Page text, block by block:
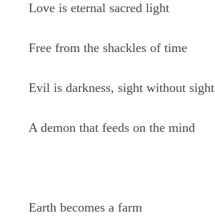
Love is eternal sacred light
Free from the shackles of time
Evil is darkness, sight without sight
A demon that feeds on the mind
Earth becomes a farm